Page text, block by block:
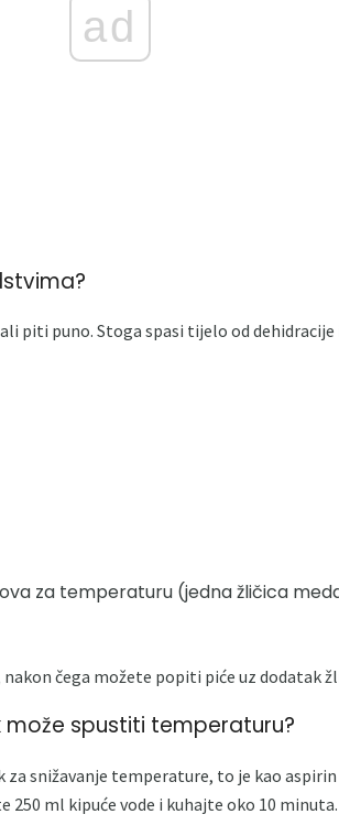
ad
piti puno. Stoga spasi tijelo od dehidracije
za temperaturu (jedna žličica
čega možete popiti piće uz dodatak
može spustiti temperaturu?
snižavanje temperature, to je kao
250 ml kipuće vode i kuhajte oko 10